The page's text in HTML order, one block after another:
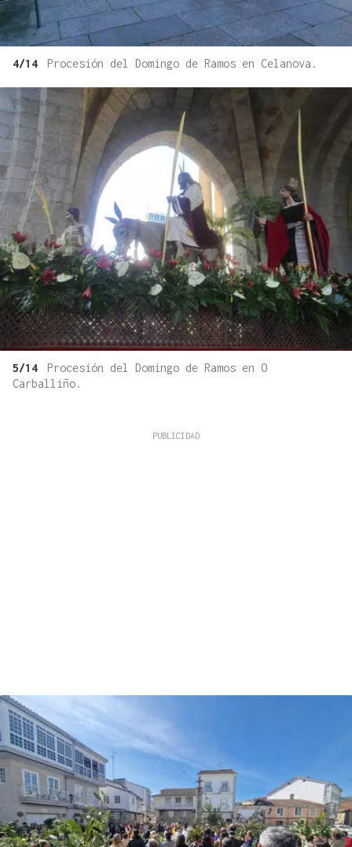
4/14 Procesión del Domingo de Ramos en Celanova.
5/14
Procesión del Domingo de Ramos en O
Carballiño.